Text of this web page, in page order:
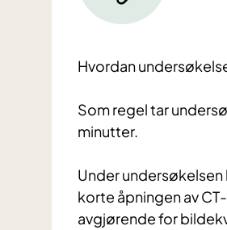
Hvordan
Som regel tar
minutter.
Under
korte åpningen av
avgjørende for